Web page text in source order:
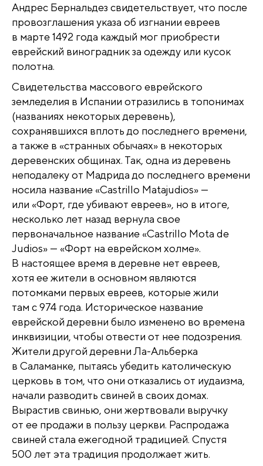
Андрес Бернальдез свидетельствует, что после
провозглашения указа об изгнании евреев
в марте 1492 года каждый мог приобрести
еврейский виноградник за одежду или кусок
полотна.
Свидетельства массового еврейского
земледелия в Испании отразились в топонимах
(названиях некоторых деревень),
сохранявшихся вплоть до последнего времени,
а также в «странных обычаях» в некоторых
деревенских общинах. Так, одна из деревень
неподалеку от Мадрида до последнего времени
носила название «Castrillo Matajudios» —
или «Форт, где убивают евреев», но в итоге,
несколько лет назад вернула свое
первоначальное название «Castrillo Mota de
Judios» — «Форт на еврейском холме».
В настоящее время в деревне нет евреев,
хотя ее жители в основном являются
потомками первых евреев, которые жили
там с 974 года. Историческое название
еврейской деревни было изменено во времена
инквизиции, чтобы отвести от нее подозрения.
Жители другой деревни Ла-Альберка
в Саламанке, пытаясь убедить католическую
церковь в том, что они отказались от иудаизма,
начали разводить свиней в своих домах.
Вырастив свинью, они жертвовали выручку
от ее продажи в пользу церкви. Распродажа
свиней стала ежегодной традицией. Спустя
500 лет эта традиция продолжает жить.